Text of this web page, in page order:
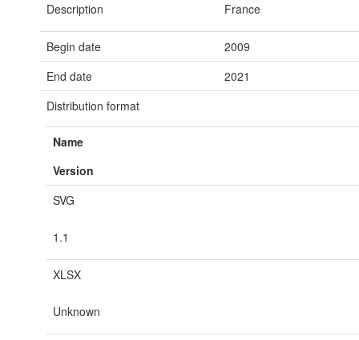
Description France
Begin date
2009
End date
2021
Distribution format
Name
Version
SVG
1.1
XLSX
Unknown